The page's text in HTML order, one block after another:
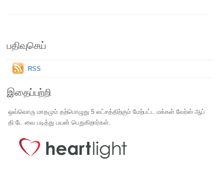
பதிவுசெய்
RSS
இதைப்பற்றி
ஒவ்வொரு மாதமும் தற்பொழுது 5 லட்சத்திற்கும் மேற்பட்ட மக்கள் வேர்ஸ் ஆப்
தி டே வை படித்து பயன் பெறுகிறார்கள்.